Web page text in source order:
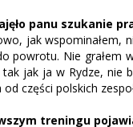
panu szukanie
jak wspominałem,
powrotu. Nie grałem
tak jak ja w Rydze, nie
od części polskich
treningu